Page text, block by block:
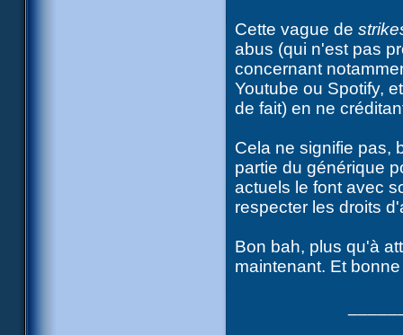
Cette vague de
abus (qui n'est pas
concernant
Youtube ou Spotify,
de fait) en ne
Cela ne signifie pas,
partie du générique
actuels le font avec
respecter les droits
Bon bah, plus qu'à
maintenant. Et